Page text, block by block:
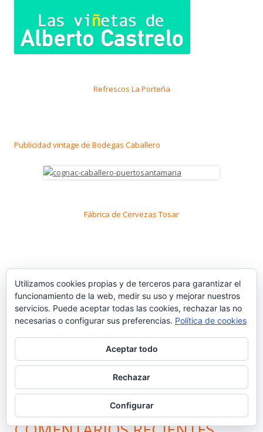
Refrescos La Porteña
Publicidad vintage de Bodegas Caballero
Fábrica de Cervezas Tosar
Ir a Cosasdecomé
Utilizamos cookies propias y de terceros para garantizar el
funcionamiento de la web, medir su uso y mejorar nuestros
servicios. Puede aceptar todas las cookies, rechazar las no
necesarias o configurar sus preferencias. Política de cookies
Aceptar todo
Rechazar
Configurar